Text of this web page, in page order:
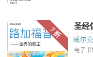
威尔